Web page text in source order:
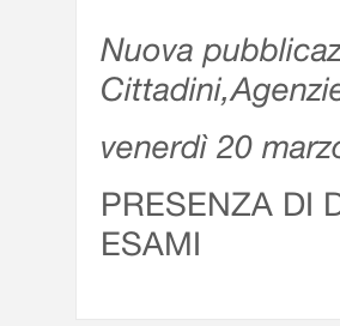
Nuova
venerdì 20
PRESENZA DI
ESAMI